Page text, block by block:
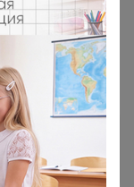
закинуть в цр, я